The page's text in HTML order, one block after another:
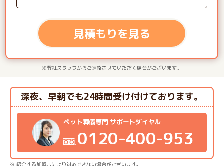
見積もりを見る
※弊社スタッフからご連絡させていただく場合がございます。
ペット葬儀専門 サポートダイヤル
0120-400-953
深夜、早朝でも24時間受け付けております。
※ 紹介する加盟店により対応できない場合がございます。